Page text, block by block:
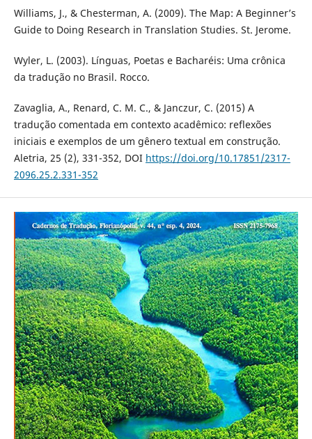
Williams, J., & Chesterman, A. (2009). The Map: A Beginner’s
Guide to Doing Research in Translation Studies. St. Jerome.
Wyler, L. (2003). Línguas, Poetas e Bacharéis: Uma crônica
da tradução no Brasil. Rocco.
Zavaglia, A., Renard, C. M. C., & Janczur, C. (2015) A
tradução comentada em contexto acadêmico: reflexões
iniciais e exemplos de um gênero textual em construção.
Aletria, 25 (2), 331-352, DOI https://doi.org/10.17851/2317-
2096.25.2.331-352